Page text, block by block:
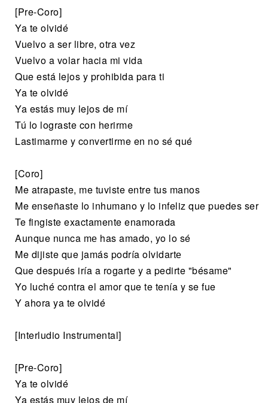
[Pre-Coro]
Ya te olvidé
Vuelvo a ser libre, otra vez
Vuelvo a volar hacia mi vida
Que está lejos y prohibida para ti
Ya te olvidé
Ya estás muy lejos de mí
Tú lo lograste con herirme
Lastimarme y convertirme en no sé qué
[Coro]
Me atrapaste, me tuviste entre tus manos
Me enseñaste lo inhumano y lo infeliz que puedes ser
Te fingiste exactamente enamorada
Aunque nunca mе has amado, yo lo sé
Me dijiste que jamás podría olvidartе
Que después iría a rogarte y a pedirte "bésame"
Yo luché contra el amor que te tenía y se fue
Y ahora ya te olvidé
[Interludio Instrumental]
[Pre-Coro]
Ya te olvidé
Ya estás muy lejos de mí